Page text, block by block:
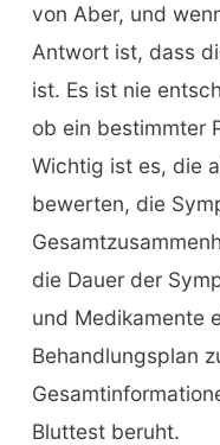
von Aber, und
Antwort ist, dass
ist. Es ist nie
ob ein bestimmter
Wichtig ist es, die
bewerten, die
die Dauer der
und Medikamente
Behandlungsplan
Bluttest beruht.